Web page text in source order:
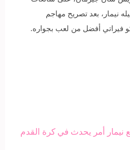
نيمار، بعد تصريح مهاجم
فيراتي أفضل من لعب بجواره.
نيمار أمر يحدث في كرة القدم